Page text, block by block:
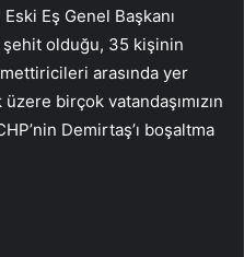
Eş Genel Başkanı
olduğu, 35 kişinin
arasında yer
birçok vatandaşımızın
Demirtaş’ı boşaltma